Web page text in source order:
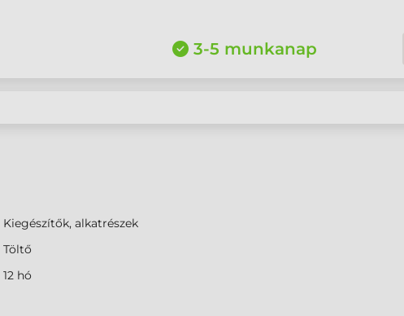
3-5 munkanap
Kiegészítők, alkatrészek
Töltő
12 hó